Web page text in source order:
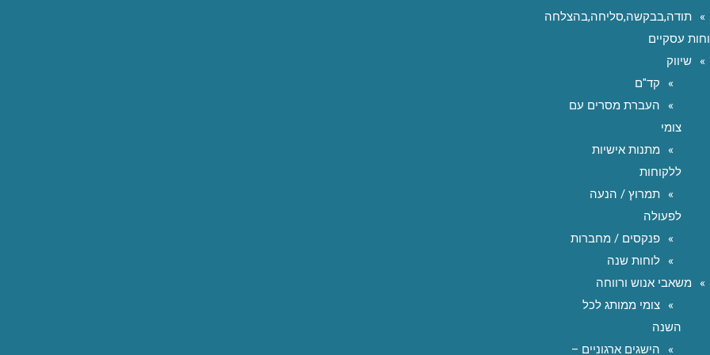
תודה,בבקשה,סליחה,בהצלחה
עסקיים
שיווק
קד"ם
העברת מסרים עם
צומי
מתנות אישיות
ללקוחות
תמרוץ / הנעה
לפעולה
פנקסים / מחברות
לוחות שנה
משאבי אנוש ורווחה
צומי ממותג לכל
השנה
הישגים ארגוניים –